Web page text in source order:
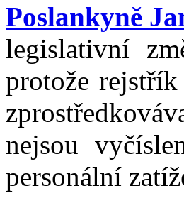
Poslankyně
legislativní
protože
nejsou
personální